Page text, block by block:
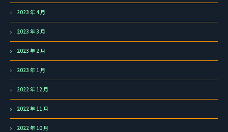
2023 年 4 月
2023 年 3 月
2023 年 2 月
2023 年 1 月
2022 年 12 月
2022 年 11 月
2022 年 10 月